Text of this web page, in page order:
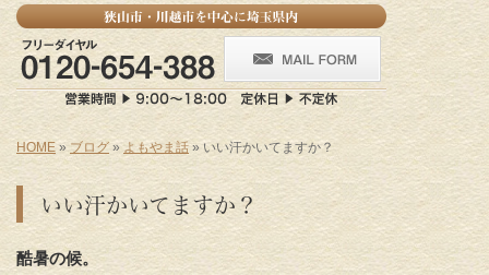
HOME »ブログ » よもやま話 » いい汗かいてますか？
いい汗かいてますか？
酷暑の候。